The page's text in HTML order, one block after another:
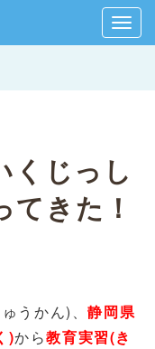
くじっし
きた！
うかん)、静岡県
)から教育実習(き